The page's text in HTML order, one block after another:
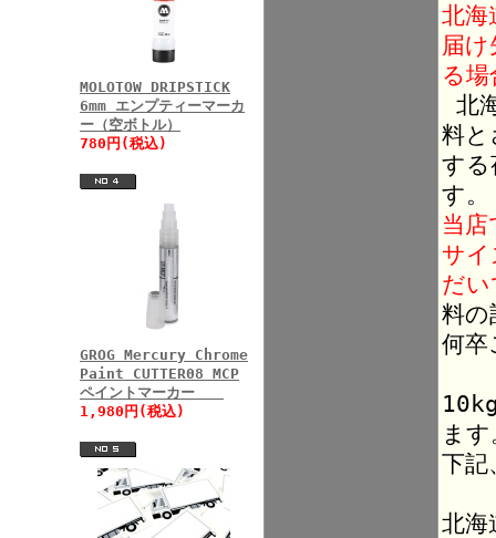
MOLOTOW DRIPSTICK
6mm エンプティーマーカ
ー（空ボトル）
780円(税込)
GROG Mercury Chrome
Paint CUTTER08 MCP
ペイントマーカー
1,980円(税込)
北海
届
る
北
料と
する
す。
当
サ
だ
料の
何卒
ま
下記
北海